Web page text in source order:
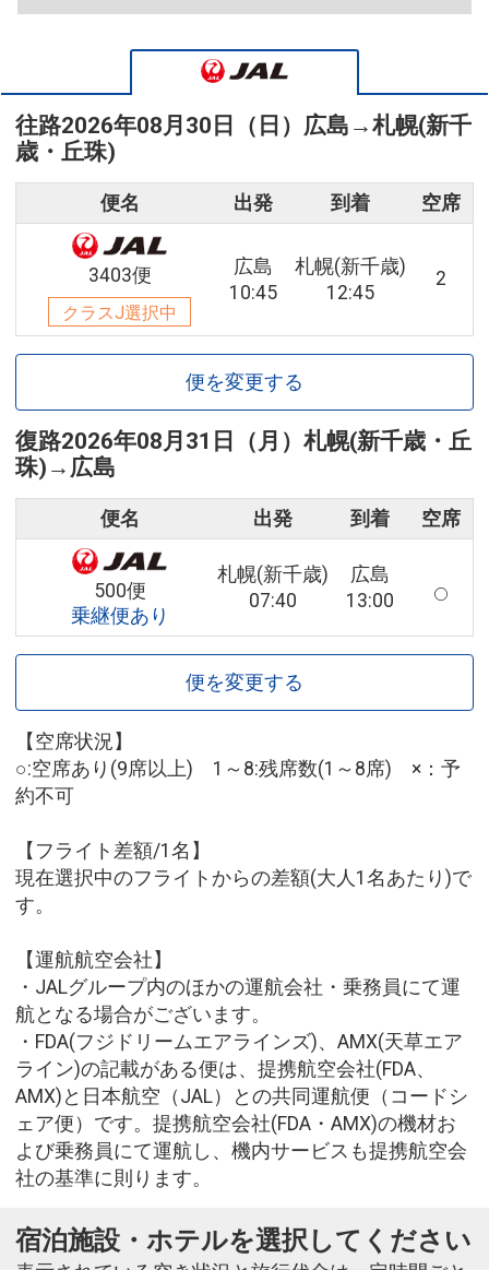
往路2026年08月30日（日） 広島 →札幌(新千
歳・丘珠)
便名 出発 到着 空席
3403便
クラスJ選択中
広島
10:45
札幌(新千歳)
12:45
2
便を変更する
復路2026年08月31日（月） 札幌(新千歳・丘
珠) → 広島
便名 出発 到着 空席
500便
乗継便あり
札幌(新千歳)
07:40
広島
13:00
便を変更する
【空席状況】
○:空席あり(9席以上) 1～8:残席数(1～8席) ×：予
約不可
【フライト差額/1名】
現在選択中のフライトからの差額(大人1名あたり)で
す。
【運航航空会社】
・JALグループ内のほかの運航会社・乗務員にて運
航となる場合がございます。
・FDA(フジドリームエアラインズ)、AMX(天草エア
ライン)の記載がある便は、提携航空会社(FDA、
AMX)と日本航空（JAL）との共同運航便（コードシ
ェア便）です。提携航空会社(FDA・AMX)の機材お
よび乗務員にて運航し、機内サービスも提携航空会
社の基準に則ります。
宿泊施設・ホテルを選択してください